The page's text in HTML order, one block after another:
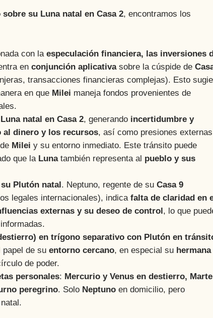
su Luna natal en Casa 2, encontramos los
con laespeculación financiera, las inversiones
enconjunción aplicativasobre la cúspide de
transacciones financieras complejas). Esto
en que Milei maneja fondos provenientes de
natal en Casa 2, generando incertidumbre y
al dinero y los recursos, así como presiones externas
Milei y su entorno inmediato. Este tránsito puede
que la Lunatambién representa al pueblo y sus
Plutón natal. Neptuno, regente de suCasa 9
legales internacionales), indicafalta de claridad en
externas y su deseo de control, lo que
en trígono separativo con Plutón en
papel de suentorno cercano, en especial su hermana
de poder.
personales: Mercurio y Venus en destierro, Marte
peregrino. Solo Neptuno en domicilio, pero